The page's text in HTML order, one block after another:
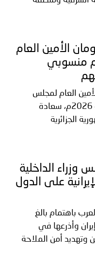
الأمين العام
منسوبي
العام لمجلس
وزراء الداخلية العرب اليوم الجمعة 24 يوليو 2026م، سعادة
الجزائرية
وزراء الداخلية
على الدول
باهتمام بالغ
وأذرعها في
أمن الملاحة